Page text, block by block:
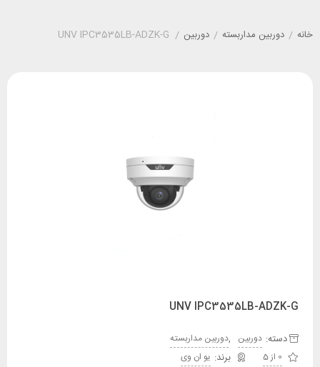
خانه / دوربین مداربسته / دوربین /
UNV IPC3535LB-ADZK-G
UNV IPC3535LB-ADZK-G
دسته: دوربین ,دوربین مداربسته
0 از 5
یو ان وی